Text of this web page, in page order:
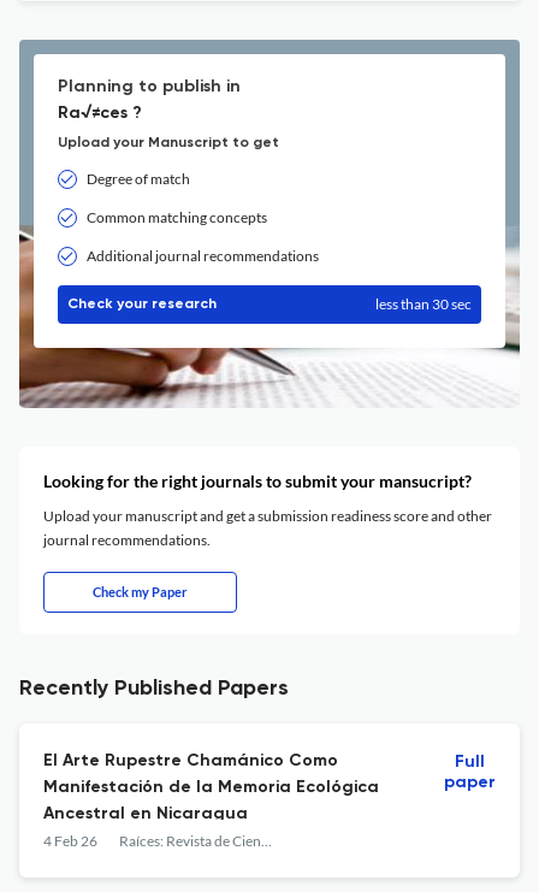
Planning to publish in
Ra√≠ces ?
Upload your Manuscript to get
Degree of match
Common matching concepts
Additional journal recommendations
Check your research less than 30 sec
Looking for the right journals to submit your mansucript?
Upload your manuscript and get a submission readiness score and other
journal recommendations.
Check my Paper
Recently Published Papers
El Arte Rupestre Chamánico Como
Manifestación de la Memoria Ecológica
Ancestral en Nicaragua
4 Feb 26 Raíces: Revista de Ciencias Sociales y Políticas
Full
paper